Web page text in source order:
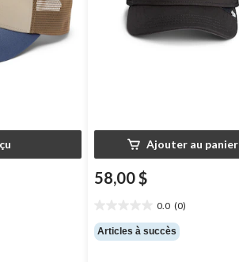
Ajouter au panier
58,00 $
0.0 (0)
étoile(s)
sur
Articles à succès